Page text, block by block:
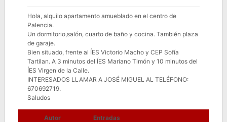
Hola, alquilo apartamento amueblado en el centro de
Palencia.
Un dormitorio,salón, cuarto de baño y cocina. También plaza
de garaje.
Bien situado, frente al ÍES Victorio Macho y CEP Sofía
Tartilan. A 3 minutos del ÍES Mariano Timón y 10 minutos del
ÍES Virgen de la Calle.
INTERESADOS LLAMAR A JOSÉ MIGUEL AL TELÉFONO:
670692719.
Saludos
Autor Entradas